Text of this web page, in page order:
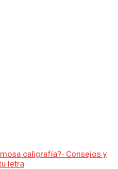
caligrafía?- Consejos y
letra